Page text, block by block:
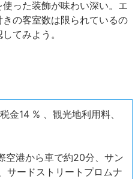
った装飾が味わい深い。エ
の客室数は限られているの
てみよう。
14 % 、観光地利用料、
空港から車で約20分、サン
サードストリートプロムナ